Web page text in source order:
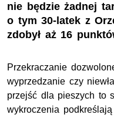
nie będzie żadnej
o tym 30-latek z
zdobył aż 16
Przekraczanie
wyprzedzanie czy
przejść dla pieszych to
wykroczenia